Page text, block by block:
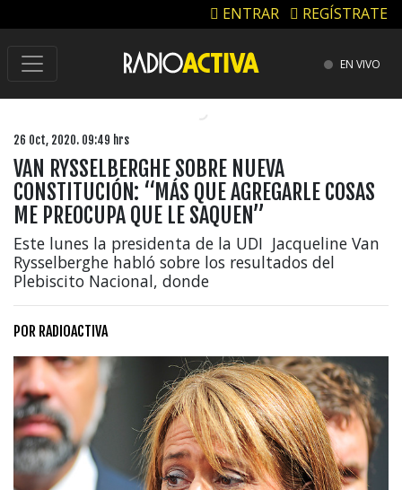
ENTRAR REGÍSTRATE
EN VIVO
26 Oct, 2020. 09:49 hrs
VAN RYSSELBERGHE SOBRE NUEVA
CONSTITUCIÓN: “MÁS QUE AGREGARLE COSAS
ME PREOCUPA QUE LE SAQUEN”
Este lunes la presidenta de la UDI Jacqueline Van
Rysselberghe habló sobre los resultados del
Plebiscito Nacional, donde
POR RADIOACTIVA